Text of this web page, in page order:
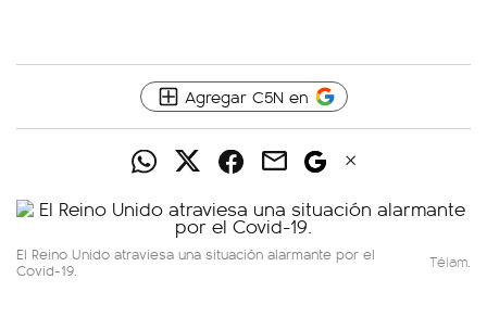
Agregar C5N en
El Reino Unido atraviesa una situación alarmante por el
Covid-19. Télam.